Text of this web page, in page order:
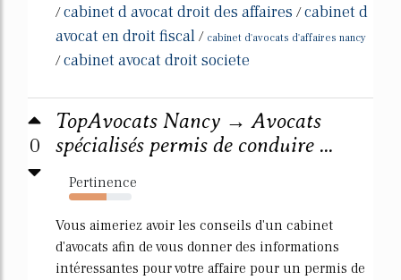
/cabinet d avocat droit des affaires /cabinet d
avocat en droit fiscal / cabinet d'avocats d'affaires nancy
/cabinet avocat droit societe
0
TopAvocats Nancy → Avocats
spécialisés permis de conduire ...
Pertinence
60%
Vous aimeriez avoir les conseils d'un cabinet
d'avocats afin de vous donner des informations
intéressantes pour votre affaire pour un permis de